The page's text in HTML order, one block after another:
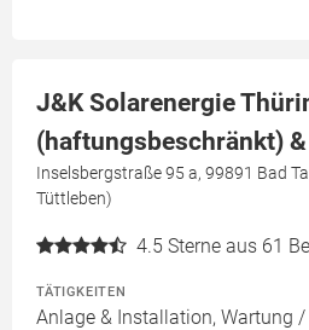
J&K Solarenergie
(haftungsbeschränkt) &
Inselsbergstraße 95 a, 99891 Bad
Tüttleben)
4.5 Sterne aus 61
TÄTIGKEITEN
Anlage & Installation, Wartung